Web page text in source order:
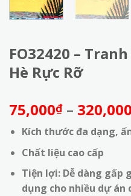
FO32420 –
Hè Rực Rỡ
75,000₫ – 320,000
Kích thước đa dạng,
Chất liệu cao cấp
Tiện lợi: Dễ dàng gấp
dụng cho nhiều dự án